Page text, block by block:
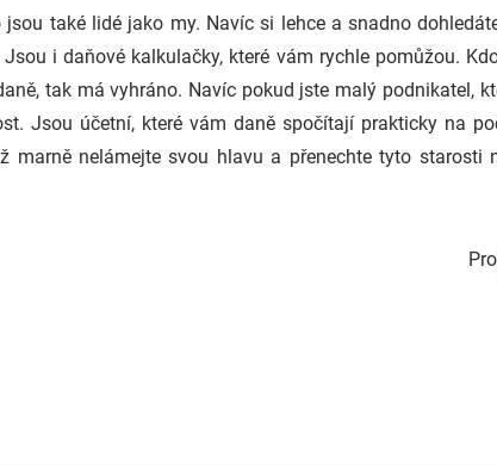
také lidé jako my. Navíc si lehce a snadno
i daňové kalkulačky, které vám rychle pomůžou.
tak má vyhráno. Navíc pokud jste malý podnikatel,
Jsou účetní, které vám daně spočítají prakticky na
marně nelámejte svou hlavu a přenechte tyto starosti
Pro